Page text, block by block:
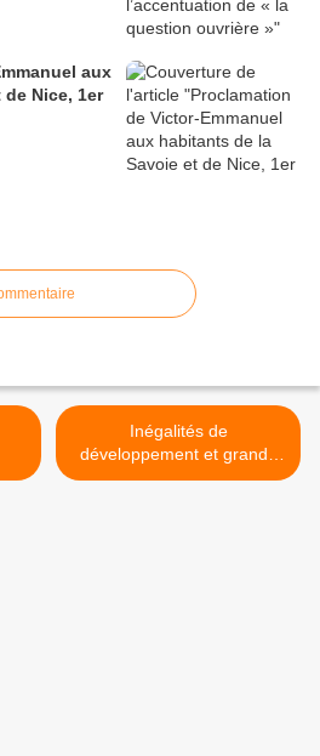
aux
Nice, 1er
Inégalités de
développement et grands
réseaux d'échanges (DS